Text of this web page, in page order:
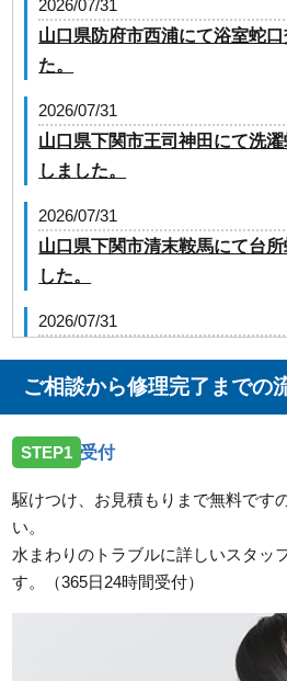
2026/07/31
山口県防府市西浦にて浴室蛇
た。
2026/07/31
山口県下関市王司神田にて洗
しました。
2026/07/31
山口県下関市清末鞍馬にて台
した。
2026/07/31
した。
山口県山陽小野田市高栄に台
山口県下関市長府中六波町に
ました
山口県宇部市東須恵にトイレ
ご相談から修理完了までの
STEP1 受付
駆けつけ、お見積もりまで無料です
い。
水まわりのトラブルに詳しいスタッ
す。（365日24時間受付）